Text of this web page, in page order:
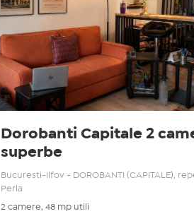
Dorobanti Capitale 2
superbe
Bucuresti-Ilfov - DOROBANTI (CAPITALE),
Perla
2 camere, 48 mp utili